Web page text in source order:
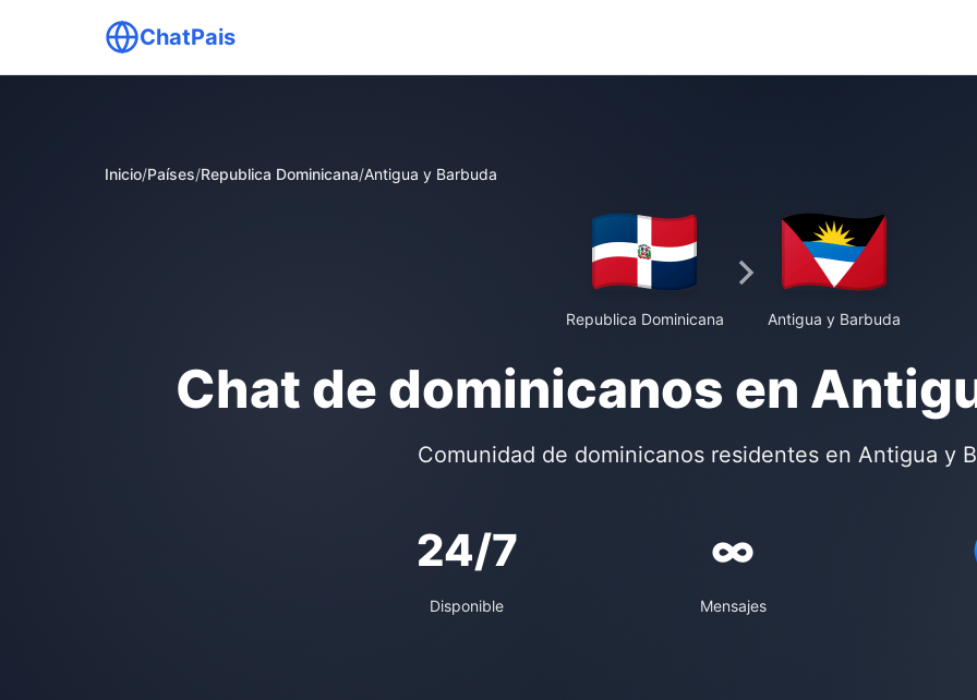
ChatPais
Inicio/Países/Republica Dominicana/Antigua y Barbuda
Republica Dominicana Antigua y Barbuda
Chat de dominicanos en
Comunidad de dominicanos residentes en Antigua y
24/7
Disponible
∞
Mensajes